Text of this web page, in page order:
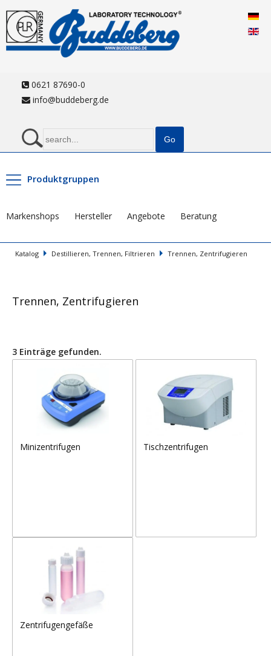
0621 87690-0
info@buddeberg.de
Produktgruppen
Markenshops Hersteller Angebote Beratung
Katalog Destillieren, Trennen, Filtrieren Trennen, Zentrifugieren
Trennen, Zentrifugieren
3 Einträge gefunden.
Minizentrifugen Tischzentrifugen
Zentrifugengefäße